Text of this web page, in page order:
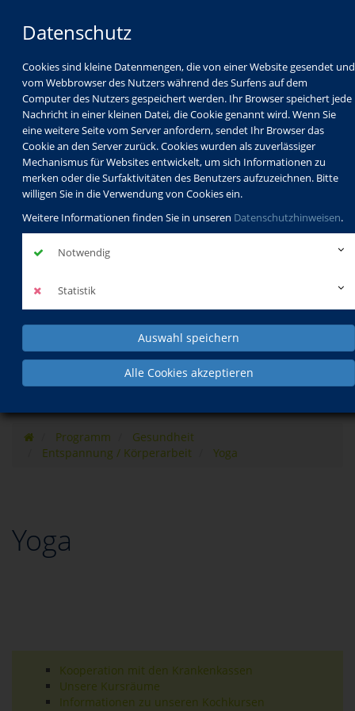
Datenschutz
Cookies sind kleine Datenmengen, die von einer Website gesendet und
vom Webbrowser des Nutzers während des Surfens auf dem
Computer des Nutzers gespeichert werden. Ihr Browser speichert jede
Nachricht in einer kleinen Datei, die Cookie genannt wird. Wenn Sie
eine weitere Seite vom Server anfordern, sendet Ihr Browser das
Cookie an den Server zurück. Cookies wurden als zuverlässiger
Mechanismus für Websites entwickelt, um sich Informationen zu
merken oder die Surfaktivitäten des Benutzers aufzuzeichnen. Bitte
willigen Sie in die Verwendung von Cookies ein.
Weitere Informationen finden Sie in unseren Datenschutzhinweisen.
Notwendig
Statistik
Auswahl speichern
Alle Cookies akzeptieren
Programm
Schulabschlüsse
Schulkindbetreuung
Service
Programm
Gesundheit
Entspannung / Körperarbeit
Yoga
Yoga
Kooperation mit den Krankenkassen
Unsere Kursräume
Informationen zu unseren Kochkursen